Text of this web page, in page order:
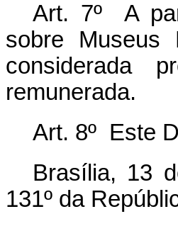
Art. 7º A
sobre
considerada
remunerada.
Art. 8º Este
Brasília, 13
131º da